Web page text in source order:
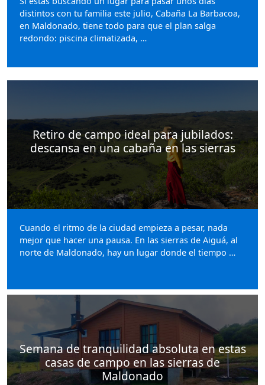
distintos con tu familia este julio, Cabaña La Barbacoa,
en Maldonado, tiene todo para que el plan salga
redondo: piscina climatizada, …
Retiro de campo ideal para jubilados:
descansa en una cabaña en las sierras
Cuando el ritmo de la ciudad empieza a pesar, nada
mejor que hacer una pausa. En las sierras de Aiguá, al
norte de Maldonado, hay un lugar donde el tiempo …
Semana de tranquilidad absoluta en estas
casas de campo en las sierras de
Maldonado